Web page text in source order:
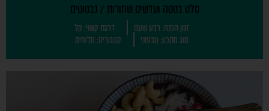
סלט בטטה ועדשים שחורות / נבטוטים
זמן הכנה: רבע שעה
דרגת קושי: קל
סוג מתכון: טבעוני
קטגוריה: מלוחים